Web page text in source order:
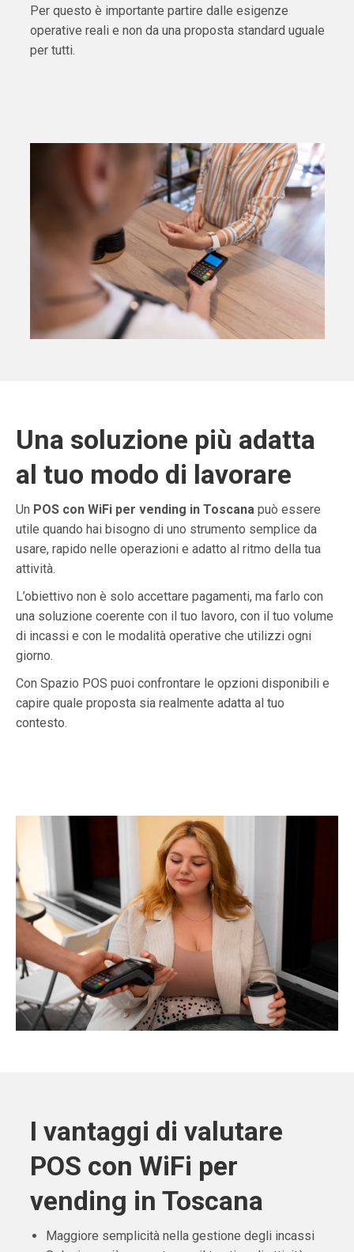
Per questo è importante partire dalle esigenze
operative reali e non da una proposta standard uguale
per tutti.
Una soluzione più adatta
al tuo modo di lavorare
Un POS con WiFi per vending in Toscana può essere
utile quando hai bisogno di uno strumento semplice da
usare, rapido nelle operazioni e adatto al ritmo della tua
attività.
L’obiettivo non è solo accettare pagamenti, ma farlo con
una soluzione coerente con il tuo lavoro, con il tuo volume
di incassi e con le modalità operative che utilizzi ogni
giorno.
Con Spazio POS puoi confrontare le opzioni disponibili e
capire quale proposta sia realmente adatta al tuo
contesto.
I vantaggi di valutare
POS con WiFi per
vending in Toscana
Maggiore semplicità nella gestione degli incassi